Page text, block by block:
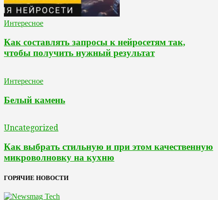
Интересное
Как составлять запросы к нейросетям так,
чтобы получить нужный результат
Интересное
Белый камень
Uncategorized
Как выбрать стильную и при этом качественную
микроволновку на кухню
ГОРЯЧИЕ НОВОСТИ